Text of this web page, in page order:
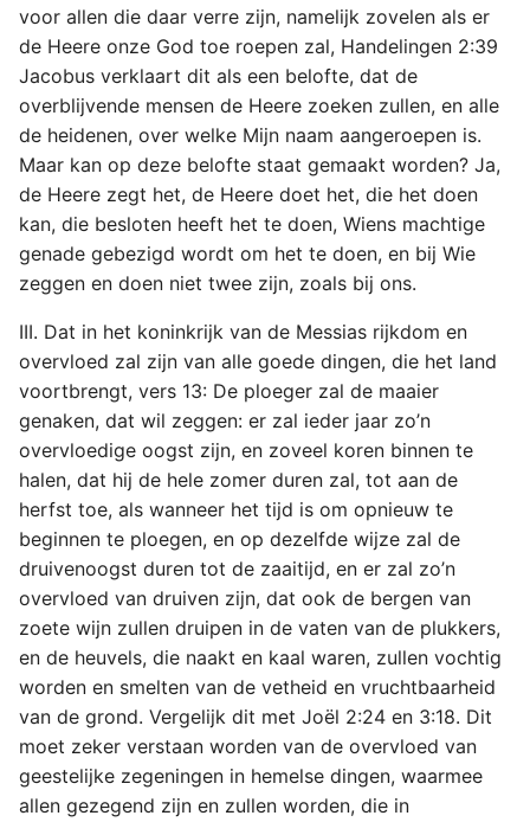
voor allen die daar verre zijn, namelijk zovelen als er
de Heere onze God toe roepen zal, Handelingen 2:39
Jacobus verklaart dit als een belofte, dat de
overblijvende mensen de Heere zoeken zullen, en alle
de heidenen, over welke Mijn naam aangeroepen is.
Maar kan op deze belofte staat gemaakt worden? Ja,
de Heere zegt het, de Heere doet het, die het doen
kan, die besloten heeft het te doen, Wiens machtige
genade gebezigd wordt om het te doen, en bij Wie
zeggen en doen niet twee zijn, zoals bij ons.
III. Dat in het koninkrijk van de Messias rijkdom en
overvloed zal zijn van alle goede dingen, die het land
voortbrengt, vers 13: De ploeger zal de maaier
genaken, dat wil zeggen: er zal ieder jaar zo’n
overvloedige oogst zijn, en zoveel koren binnen te
halen, dat hij de hele zomer duren zal, tot aan de
herfst toe, als wanneer het tijd is om opnieuw te
beginnen te ploegen, en op dezelfde wijze zal de
druivenoogst duren tot de zaaitijd, en er zal zo’n
overvloed van druiven zijn, dat ook de bergen van
zoete wijn zullen druipen in de vaten van de plukkers,
en de heuvels, die naakt en kaal waren, zullen vochtig
worden en smelten van de vetheid en vruchtbaarheid
van de grond. Vergelijk dit met Joël 2:24 en 3:18. Dit
moet zeker verstaan worden van de overvloed van
geestelijke zegeningen in hemelse dingen, waarmee
allen gezegend zijn en zullen worden, die in